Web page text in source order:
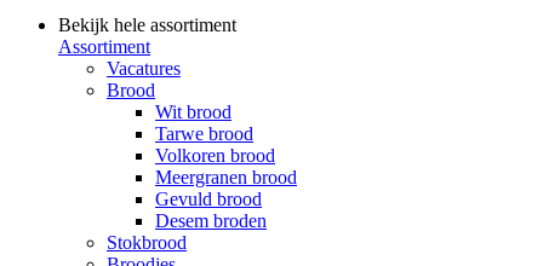
Bekijk hele assortiment
Assortiment
Vacatures
Brood
Wit brood
Tarwe brood
Volkoren brood
Meergranen brood
Gevuld brood
Desem broden
Stokbrood